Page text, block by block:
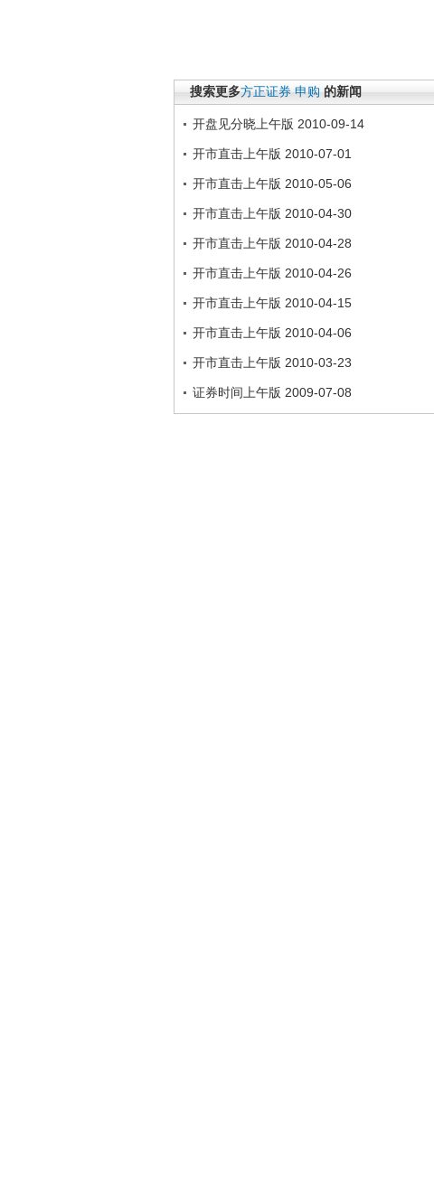
搜索更多方正证券 申购 的新闻
开盘见分晓上午版 2010-09-14
开市直击上午版 2010-07-01
开市直击上午版 2010-05-06
开市直击上午版 2010-04-30
开市直击上午版 2010-04-28
开市直击上午版 2010-04-26
开市直击上午版 2010-04-15
开市直击上午版 2010-04-06
开市直击上午版 2010-03-23
证券时间上午版 2009-07-08